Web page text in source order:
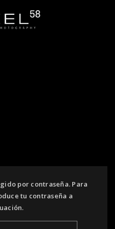
por contraseña. Para
tu contraseña a